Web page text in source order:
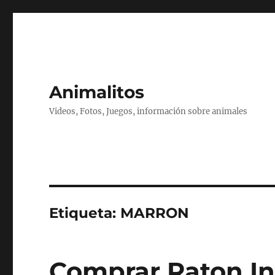
Animalitos
Videos, Fotos, Juegos, información sobre animales
Etiqueta: MARRON